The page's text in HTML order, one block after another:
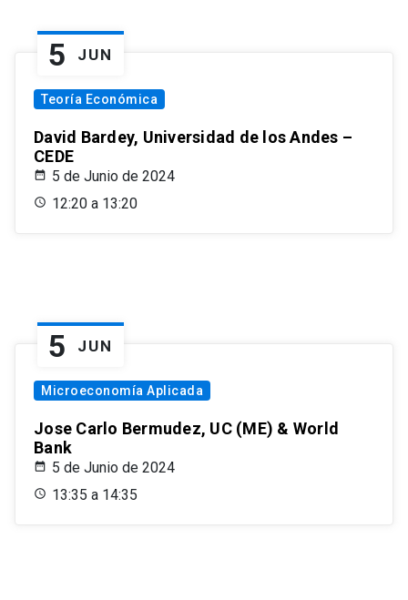
5 JUN
Teoría Económica
David Bardey, Universidad de los Andes –
CEDE
5 de Junio de 2024
12:20 a 13:20
5 JUN
Microeconomía Aplicada
Jose Carlo Bermudez, UC (ME) & World
Bank
5 de Junio de 2024
13:35 a 14:35